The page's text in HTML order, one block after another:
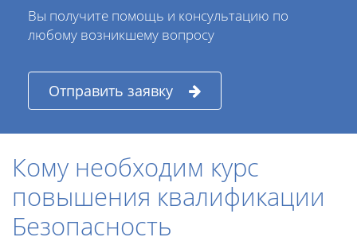
Вы получите помощь и консультацию по
любому возникшему вопросу
Отправить заявку
Кому необходим курс
повышения квалификации
Безопасность